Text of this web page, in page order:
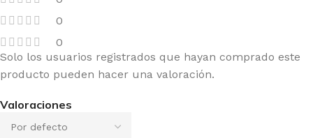
0
0
Valoraciones
Solo los usuarios registrados que hayan comprado este
producto pueden hacer una valoración.